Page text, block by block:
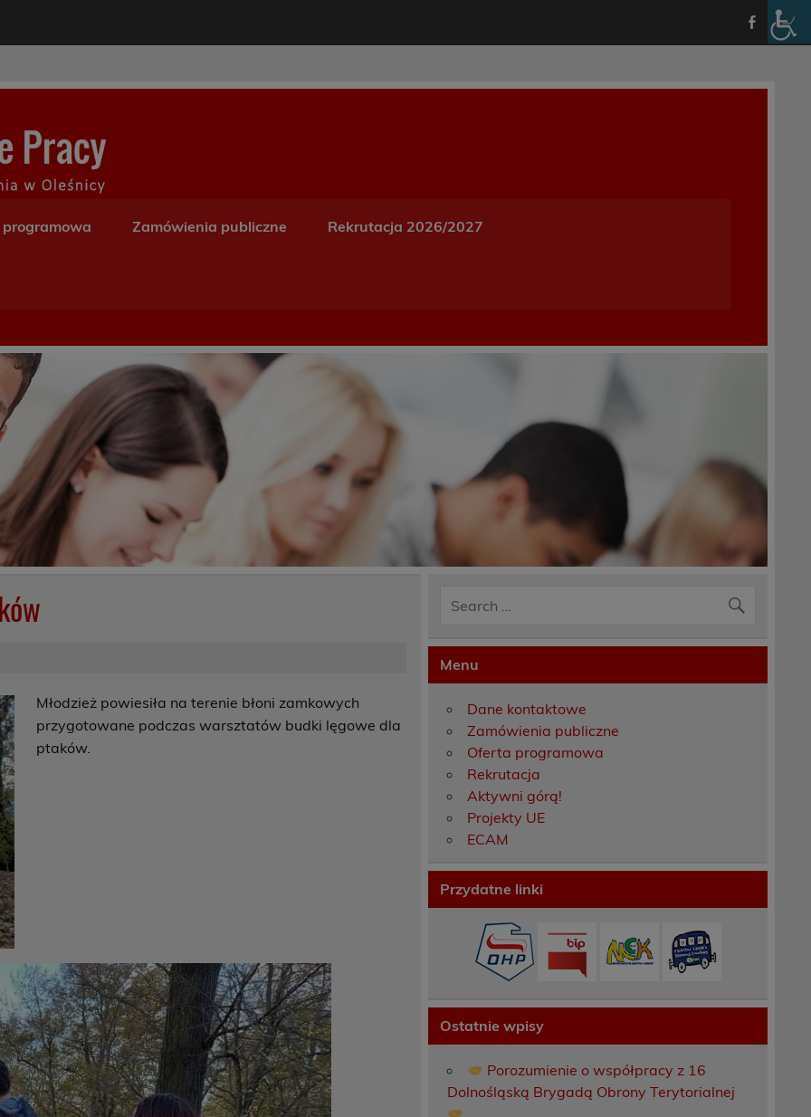
Zamówienia publiczne Rekrutacja 2026/2027
Młodzież powiesiła na terenie błoni zamkowych
przygotowane podczas warsztatów budki lęgowe dla
ptaków.
Menu
Dane kontaktowe
Zamówienia publiczne
Oferta programowa
Rekrutacja
Aktywni górą!
Projekty UE
ECAM
Przydatne linki
Ostatnie wpisy
Porozumienie o współpracy z 16
Dolnośląską Brygadą Obrony Terytorialnej